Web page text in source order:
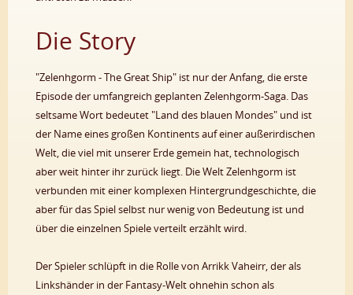
Die Story
"Zelenhgorm - The Great Ship" ist nur der Anfang, die erste
Episode der umfangreich geplanten Zelenhgorm-Saga. Das
seltsame Wort bedeutet "Land des blauen Mondes" und ist
der Name eines großen Kontinents auf einer außerirdischen
Welt, die viel mit unserer Erde gemein hat, technologisch
aber weit hinter ihr zurück liegt. Die Welt Zelenhgorm ist
verbunden mit einer komplexen Hintergrundgeschichte, die
aber für das Spiel selbst nur wenig von Bedeutung ist und
über die einzelnen Spiele verteilt erzählt wird.
Der Spieler schlüpft in die Rolle von Arrikk Vaheirr, der als
Linkshänder in der Fantasy-Welt ohnehin schon als